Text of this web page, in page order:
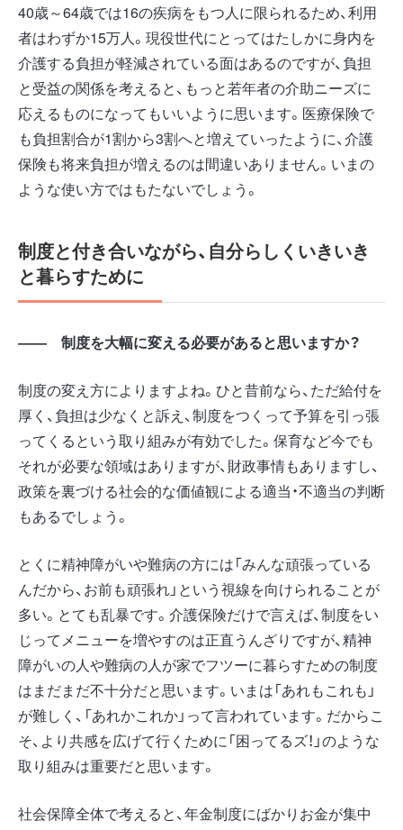
40歳～64歳では16の疾病をもつ人に限られるため、利用
者はわずか15万人。現役世代にとってはたしかに身内を
介護する負担が軽減されている面はあるのですが、負担
と受益の関係を考えると、もっと若年者の介助ニーズに
応えるものになってもいいように思います。医療保険で
も負担割合が1割から3割へと増えていったように、介護
保険も将来負担が増えるのは間違いありません。いまの
ような使い方ではもたないでしょう。
制度と付き合いながら、自分らしくいきいき
と暮らすために
―― 制度を大幅に変える必要があると思いますか？
制度の変え方によりますよね。ひと昔前なら、ただ給付を
厚く、負担は少なくと訴え、制度をつくって予算を引っ張
ってくるという取り組みが有効でした。保育など今でも
それが必要な領域はありますが、財政事情もありますし、
政策を裏づける社会的な価値観による適当・不適当の判断
もあるでしょう。
とくに精神障がいや難病の方には「みんな頑張っている
んだから、お前も頑張れ」という視線を向けられることが
多い。とても乱暴です。介護保険だけで言えば、制度をい
じってメニューを増やすのは正直うんざりですが、精神
障がいの人や難病の人が家でフツーに暮らすための制度
はまだまだ不十分だと思います。いまは「あれもこれも」
が難しく、「あれかこれか」って言われています。だからこ
そ、より共感を広げて行くために「困ってるズ！」のような
取り組みは重要だと思います。
社会保障全体で考えると、年金制度にばかりお金が集中